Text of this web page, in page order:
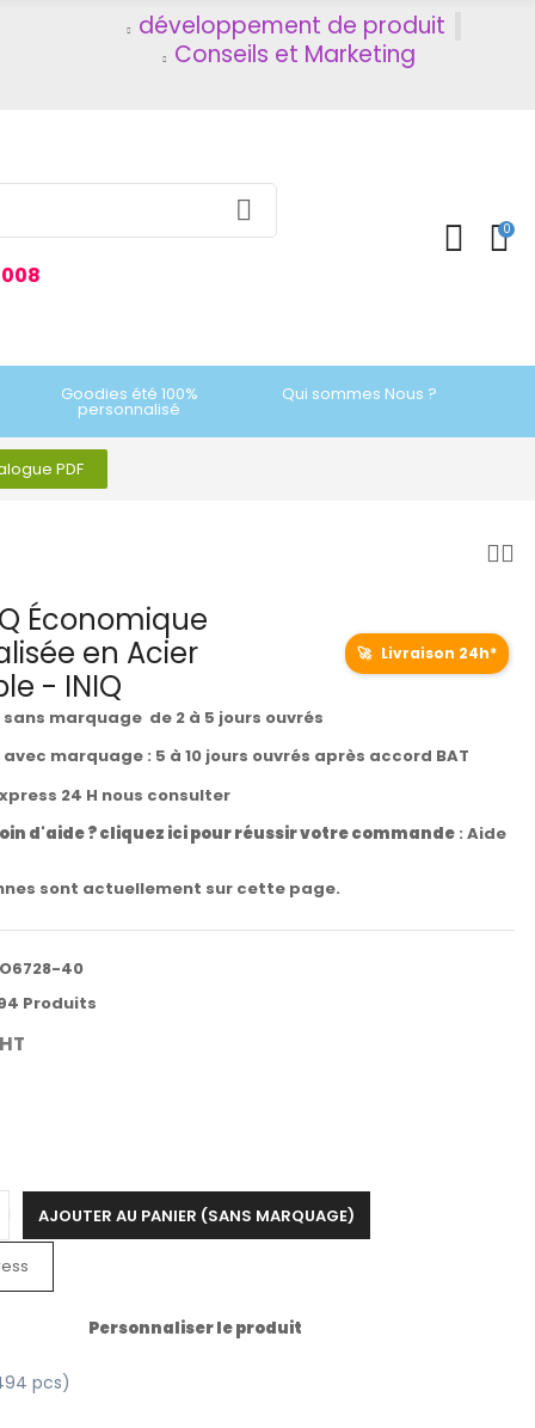
développement de produit
Conseils et Marketing
0
Goodies été 100%
personnalisé
Qui sommes Nous ?
PDF
Économique
en Acier
- INIQ
🚀 Livraison 24h*
marquage de 2 à 5 jours ouvrés
marquage : 5 à 10 jours ouvrés après accord BAT
24 H nous consulter
d'aide ? cliquez ici pour réussir votre commande: Aide
sont actuellement sur cette page.
40
Produits
HT
AJOUTER AU PANIER (SANS MARQUAGE)
Personnaliser le produit
pcs)